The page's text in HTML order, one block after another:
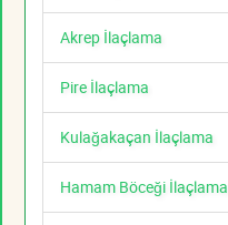
Akrep İlaçlama
Pire İlaçlama
Kulağakaçan İlaçlama
Hamam Böceği İlaçlama